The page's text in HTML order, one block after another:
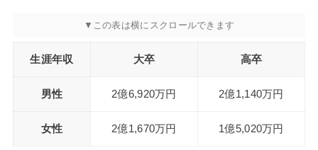
生涯年収 大卒 高卒
男性 2億6,920万円 2億1,140万円
女性 2億1,670万円 1億5,020万円